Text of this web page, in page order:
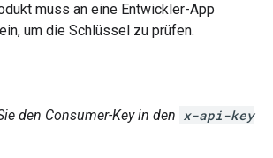
muss an eine Entwickler-App
um die Schlüssel zu prüfen.
den Consumer-Key in den x-api-key